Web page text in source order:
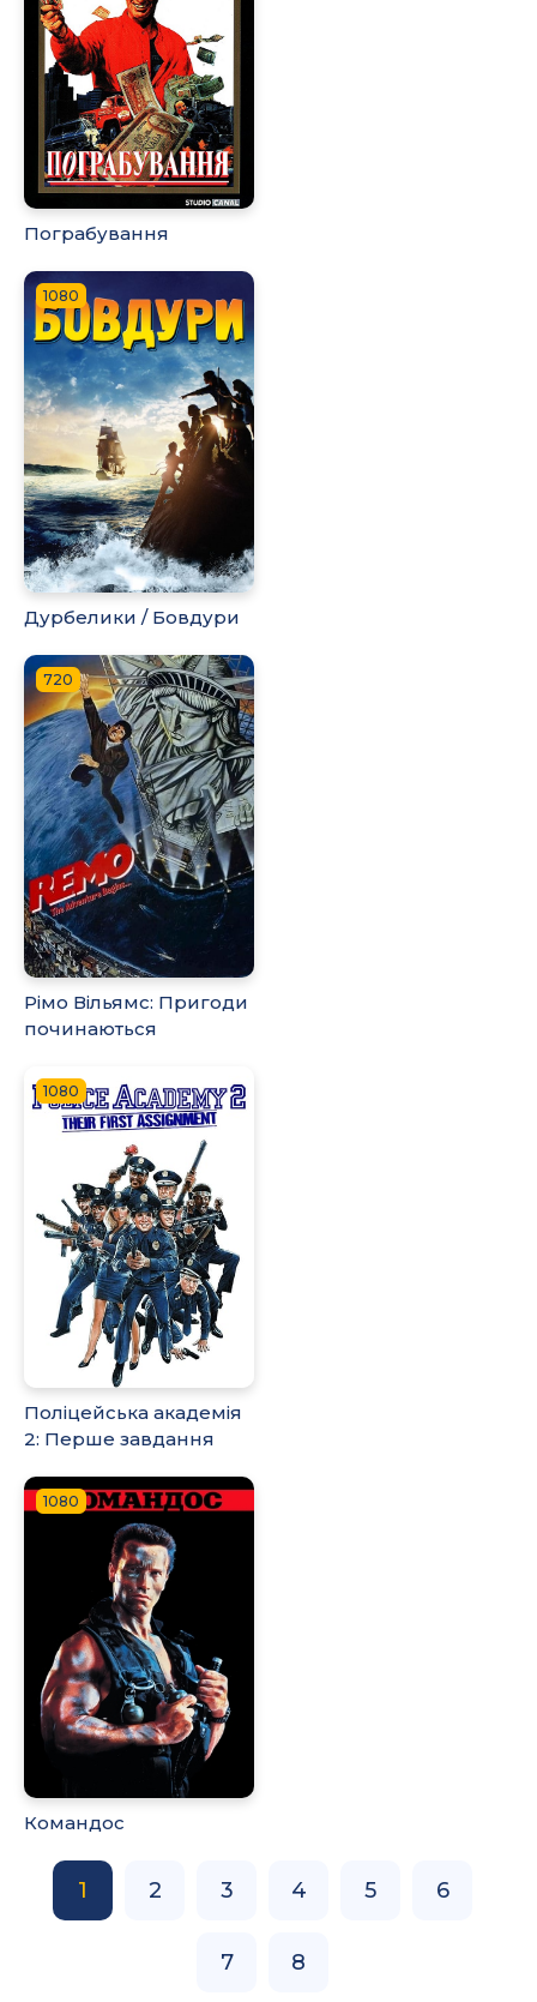
Пограбування
1080
Дурбелики / Бовдури
720
Рімо Вільямс: Пригоди
починаються
1080
Поліцейська академія
2: Перше завдання
1080
Командос
1 2 3 4 5 6
7 8